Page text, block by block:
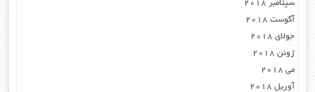
سپتامبر 2018
آگوست 2018
جولای 2018
ژوئن 2018
می 2018
آوریل 2018